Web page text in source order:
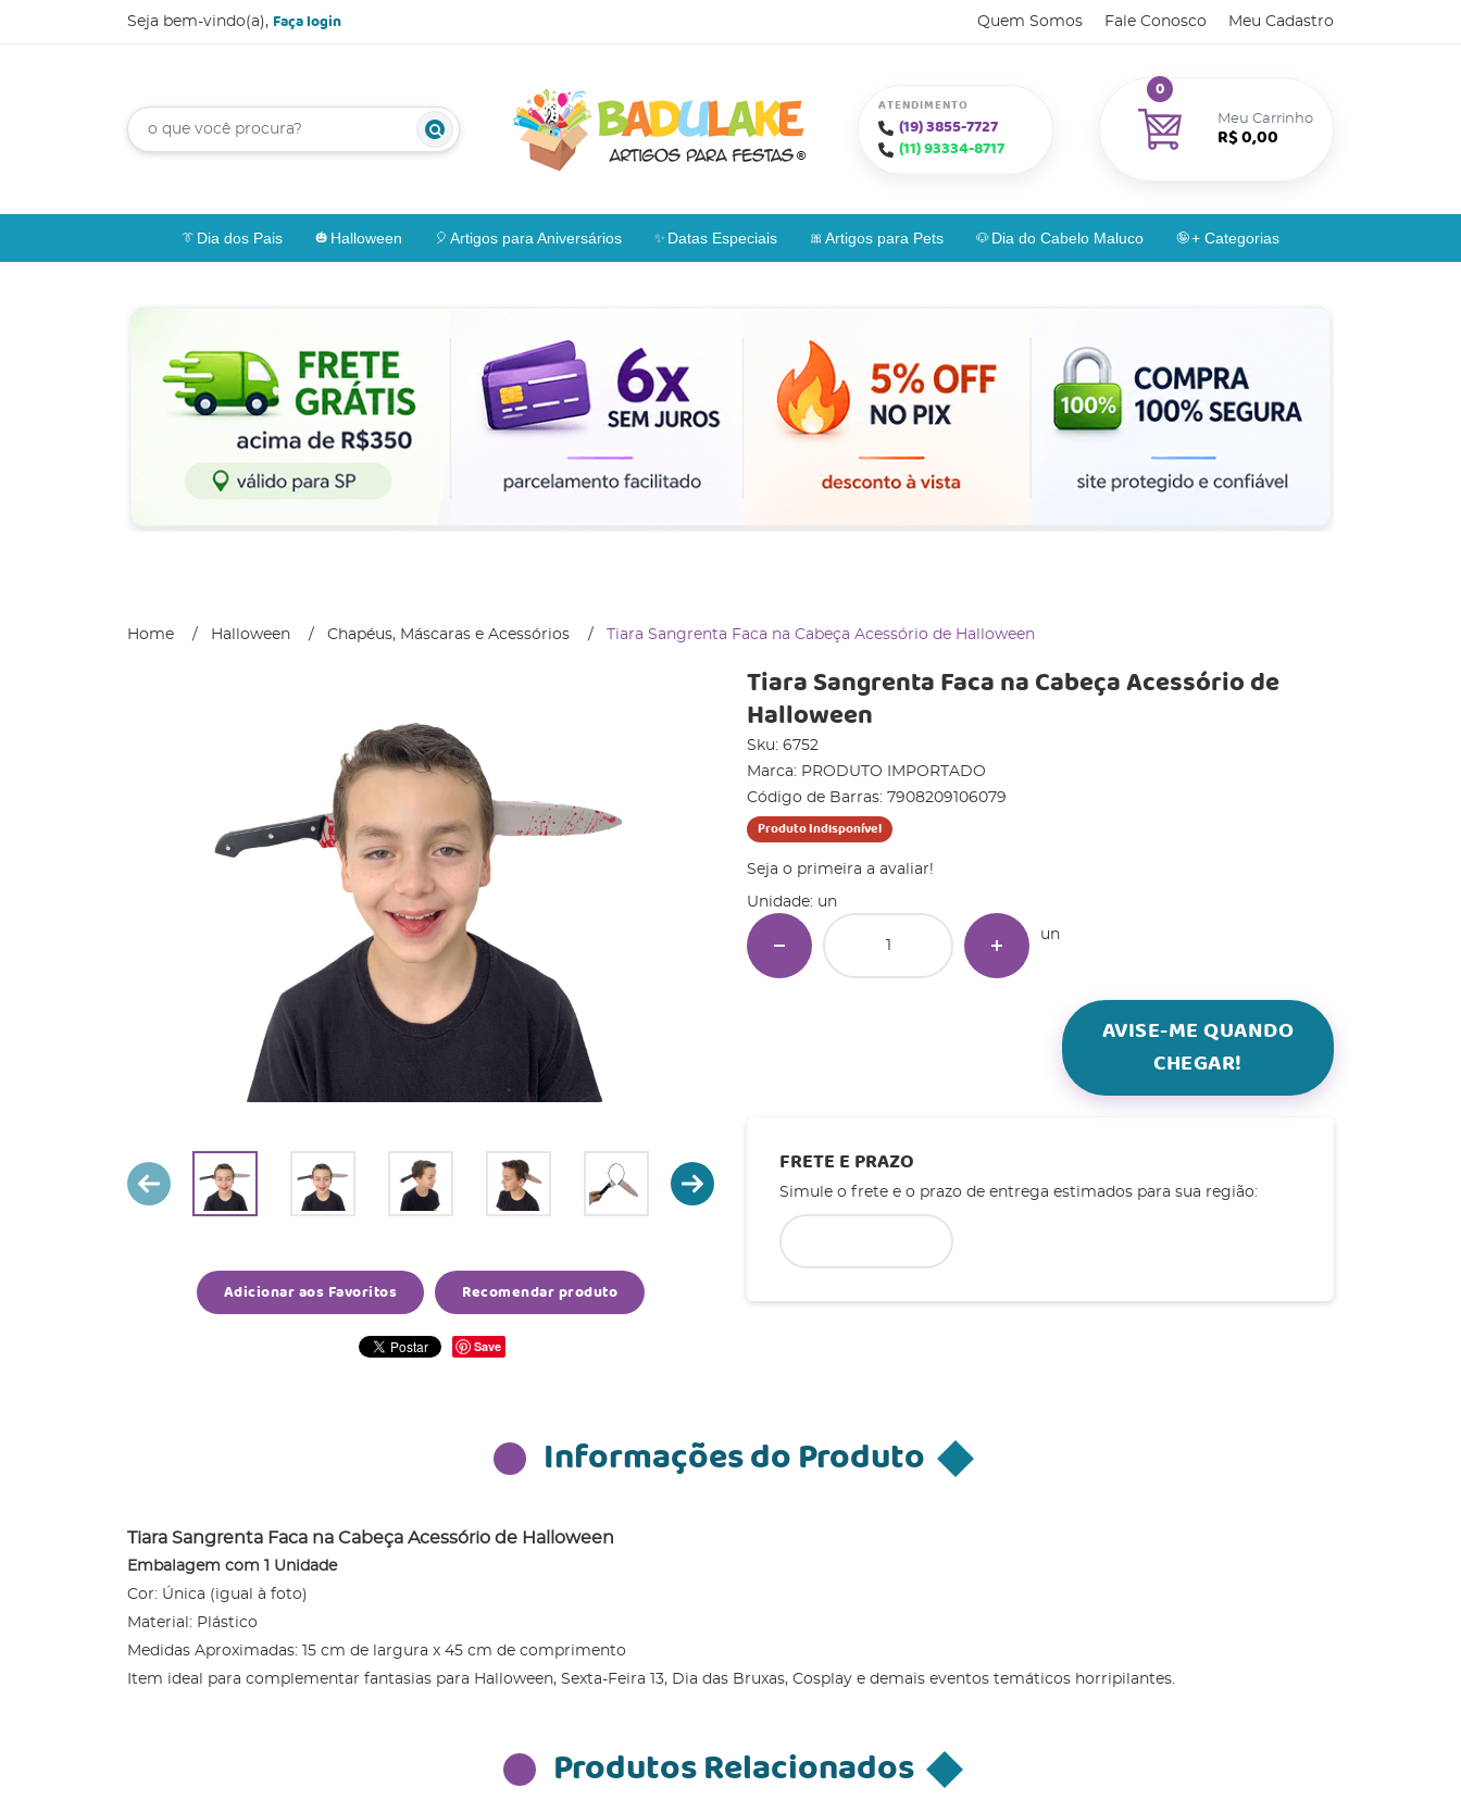
Seja bem-vindo(a), Faça login Quem Somos Fale Conosco Meu Cadastro
ATENDIMENTO
(19)3855-7727
(11)93334-8717
Meu Carrinho
0
R$ 0,00
Dia dos Pais Halloween Artigos para Aniversários Datas Especiais Artigos para Pets Dia do Cabelo Maluco + Categorias
Home Halloween Chapéus, Máscaras e Acessórios Tiara Sangrenta Faca na Cabeça Acessório de Halloween
Adicionar aos Favoritos Recomendar produto
Save
Tiara Sangrenta Faca na Cabeça Acessório de
Halloween
Sku: 6752
Marca: PRODUTO IMPORTADO
Código de Barras: 7908209106079
Produto Indisponível
Seja o primeira a avaliar!
Unidade: un
un
AVISE-ME QUANDO
CHEGAR!
FRETE E PRAZO
Simule o frete e o prazo de entrega estimados para sua região:
Informações do Produto
Tiara Sangrenta Faca na Cabeça Acessório de Halloween
Embalagem com 1 Unidade
Cor: Única (igual à foto)
Material: Plástico
Medidas Aproximadas: 15 cm de largura x 45 cm de comprimento
Item ideal para complementar fantasias para Halloween, Sexta-Feira 13, Dia das Bruxas, Cosplay e demais eventos temáticos horripilantes.
Produtos Relacionados